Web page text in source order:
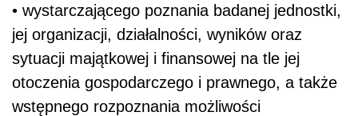
• wystarczającego poznania badanej jednostki,
jej organizacji, działalności, wyników oraz
sytuacji majątkowej i finansowej na tle jej
otoczenia gospodarczego i prawnego, a także
wstępnego rozpoznania możliwości